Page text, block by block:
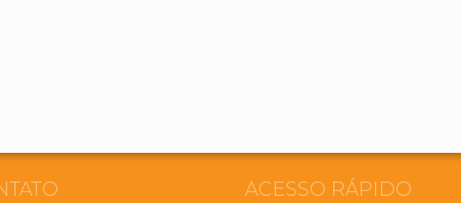
ACESSO RÁPIDO